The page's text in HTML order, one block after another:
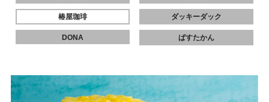
椿屋珈琲 ダッキーダック
DONA ぱすたかん